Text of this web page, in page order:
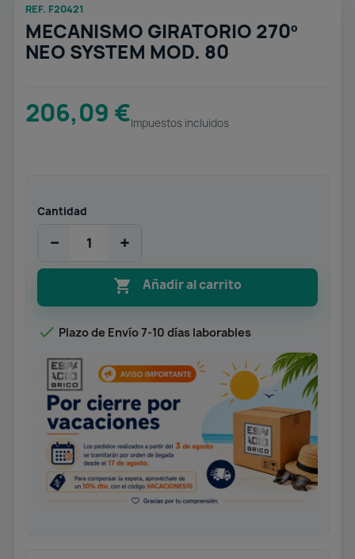
REF. F20421
MECANISMO GIRATORIO 270º
NEO SYSTEM MOD. 80
206,09 €Impuestos incluidos
Cantidad
− +
 Añadir al carrito
 Plazo de Envío 7-10 días laborables